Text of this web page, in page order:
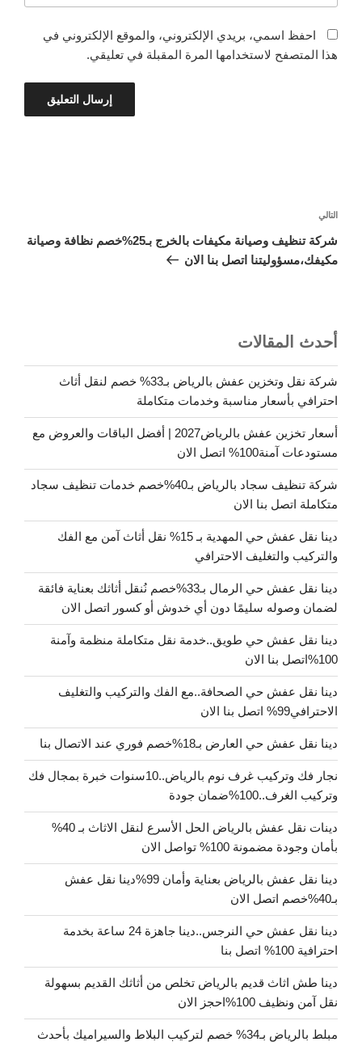
احفظ اسمي، بريدي الإلكتروني، والموقع الإلكتروني في
هذا المتصفح لاستخدامها المرة المقبلة في تعليقي.
المقالات
المقالة
التالية
التالي
شركة تنظيف وصيانة مكيفات بالخرج بـ25%خصم نظافة وصيانة
مكيفك،مسؤوليتنا اتصل بنا الان
أحدث المقالات
شركة نقل وتخزين عفش بالرياض بـ33% خصم لنقل أثاث
احترافي بأسعار مناسبة وخدمات متكاملة
أسعار تخزين عفش بالرياض2027 | أفضل الباقات والعروض مع
مستودعات آمنة100% اتصل الان
شركة تنظيف سجاد بالرياض بـ40%خصم خدمات تنظيف سجاد
متكاملة اتصل بنا الان
دينا نقل عفش حي المهدية بـ 15% نقل أثاث آمن مع الفك
والتركيب والتغليف الاحترافي
دينا نقل عفش حي الرمال بـ33%خصم نُنقل أثاثك بعناية فائقة
لضمان وصوله سليمًا دون أي خدوش أو كسور اتصل الان
دينا نقل عفش حي طويق..خدمة نقل متكاملة منظمة وآمنة
100%اتصل بنا الان
دينا نقل عفش حي الصحافة..مع الفك والتركيب والتغليف
الاحترافي99% اتصل بنا الان
دينا نقل عفش حي العارض بـ18%خصم فوري عند الاتصال بنا
نجار فك وتركيب غرف نوم بالرياض..10سنوات خبرة بمجال فك
وتركيب الغرف..100%ضمان جودة
دينات نقل عفش بالرياض الحل الأسرع لنقل الاثاث بـ 40%
بأمان وجودة مضمونة 100% تواصل الان
دينا نقل عفش بالرياض بعناية وأمان 99%دينا نقل عفش
بـ40%خصم اتصل الان
دينا نقل عفش حي النرجس..دينا جاهزة 24 ساعة بخدمة
احترافية 100% اتصل بنا
دينا طش اثاث قديم بالرياض تخلص من أثاثك القديم بسهولة
نقل آمن ونظيف 100%احجز الان
مبلط بالرياض بـ34% خصم لتركيب البلاط والسيراميك بأحدث